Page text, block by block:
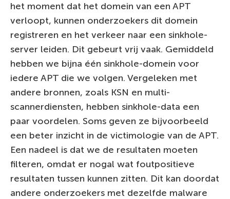
het moment dat het domein van een APT
verloopt, kunnen onderzoekers dit domein
registreren en het verkeer naar een sinkhole-
server leiden. Dit gebeurt vrij vaak. Gemiddeld
hebben we bijna één sinkhole-domein voor
iedere APT die we volgen. Vergeleken met
andere bronnen, zoals KSN en multi-
scannerdiensten, hebben sinkhole-data een
paar voordelen. Soms geven ze bijvoorbeeld
een beter inzicht in de victimologie van de APT.
Een nadeel is dat we de resultaten moeten
filteren, omdat er nogal wat foutpositieve
resultaten tussen kunnen zitten. Dit kan doordat
andere onderzoekers met dezelfde malware